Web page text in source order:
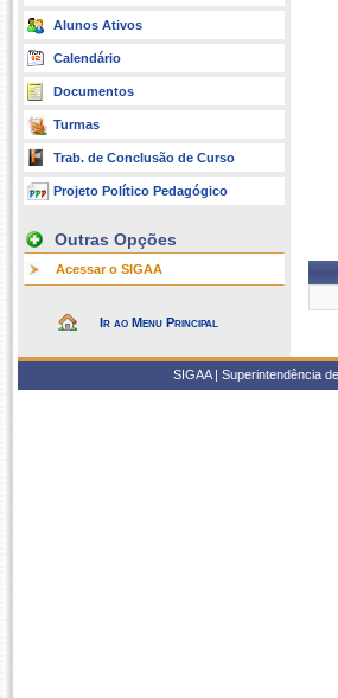
Alunos Ativos
Calendário
Documentos
Turmas
Trab. de Conclusão de Curso
Projeto Político Pedagógico
Outras Opções
Acessar o SIGAA
Ir ao Menu Principal
SIGAA | Superintendência